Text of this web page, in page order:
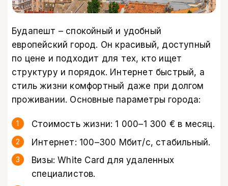
Будапешт – спокойный и удобный
европейский город. Он красивый, доступный
по цене и подходит для тех, кто ищет
структуру и порядок. Интернет быстрый, а
стиль жизни комфортный даже при долгом
проживании. Основные параметры города:
Стоимость жизни: 1 000–1 300 € в месяц.
Интернет: 100–300 Мбит/с, стабильный.
Визы: White Card для удаленных
специалистов.